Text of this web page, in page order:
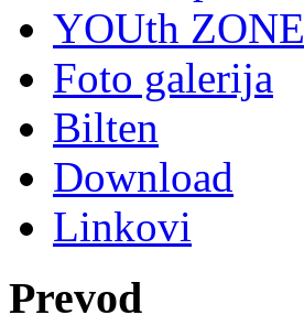
YOUth ZONE
Foto galerija
Bilten
Download
Linkovi
Prevod